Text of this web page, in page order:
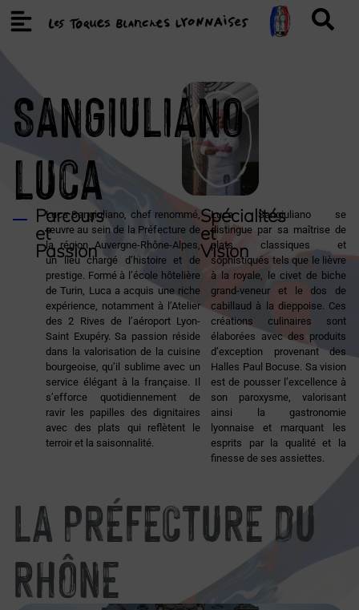
SANGIULIANO
Luca
Parcours
et
Passion
Luca Sangiuliano, chef renommé,
œuvre au sein de la Préfecture de
la région Auvergne-Rhône-Alpes,
un lieu chargé d’histoire et de
prestige. Formé à l’école hôtelière
de Turin, Luca a acquis une riche
expérience, notamment à l’Atelier
des 2 Rives de l’aéroport Lyon-
Saint Exupéry. Sa passion réside
dans la valorisation de la cuisine
bourgeoise, qu’il sublime avec un
service élégant à la française. Il
s’efforce quotidiennement de
ravir les papilles des dignitaires
avec des plats qui reflètent le
terroir et la saisonnalité.
Spécialités
et
Vision
Luca Sangiuliano se
distingue par sa maîtrise de
plats classiques et
sophistiqués tels que le lièvre
à la royale, le civet de biche
grand-veneur et le dos de
cabillaud à la dieppoise. Ces
créations culinaires sont
élaborées avec des produits
d’exception provenant des
Halles Paul Bocuse. Sa vision
est de pousser l’excellence à
son paroxysme, valorisant
ainsi la gastronomie
lyonnaise et marquant les
esprits par la qualité et la
finesse de ses assiettes.
LA PRÉFECTURE DU
RHÔNE